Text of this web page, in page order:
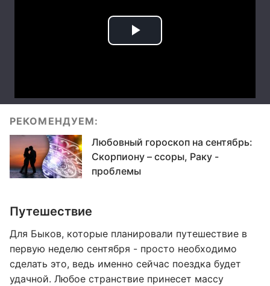
РЕКОМЕНДУЕМ:
Любовный гороскоп на сентябрь:
Скорпиону – ссоры, Раку -
проблемы
Путешествие
Для Быков, которые планировали путешествие в
первую неделю сентября - просто необходимо
сделать это, ведь именно сейчас поездка будет
удачной. Любое странствие принесет массу